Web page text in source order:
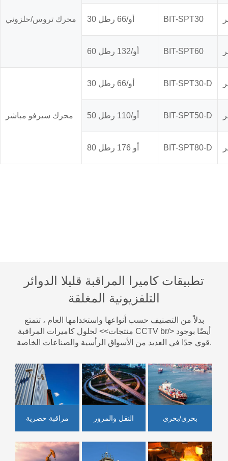
محرك تروس/حلزوني 30 أو/66 رطل BIT-SPT30
60 أو/132 رطل BIT-SPT60
محرك سيرفو مباشر
30 أو/66 رطل BIT-SPT30-D
50 أو/110 رطل BIT-SPT50-D
80 أو 176 رطل BIT-SPT80-D
تطبيقات كاميرا المراقبة قليلا الدوائر
التلفزيونية المغلقة
بدلاً من التصنيف حسب أنواعها واستخدامها العام ، تتمتع
منتجات>> لحلول كاميرات المراقبة CCTV br/> أيضًا بوجود
قوي جدًا في العديد من الأسواق الرأسية والصناعات الخاصة.
مراقبة حضرية النقل والمرور بحري/بحري